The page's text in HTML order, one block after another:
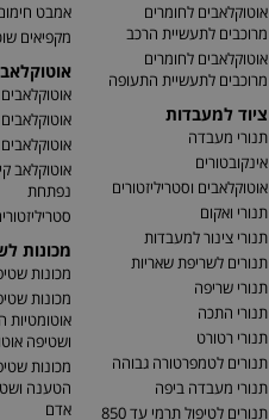
אוטוקלאבים לחומרים
מרוכבים לתעשיית הרכב
אוטוקלאבים לחומרים
מרוכבים לתעשיית התעופה
ציוד למעבדות
תנורי מעבדה
אינקובטורים
אוטוקלאבים וסטריליזטורים
תנורי ואקום
תנורי צינור למעבדות
תנורים לשריפת שאריות
תנורי שריפה
תנורי התכה
תנורי רטורט
תנורים לטמפרטורה גבוהה
תנורי מעבדה ביפה
תנורים לטיפול תרמי עד 850
אמבט
מקפיאים
אוטוקלאבים
אוטוקלאב
נפתחת
מכונות
מכונות
מכונות
אוטומטיות
ושטיפה
מכונות
הטענה
אדם